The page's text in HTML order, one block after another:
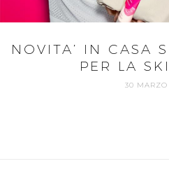
NOVITA’ IN CASA
PER LA
30 MARZO